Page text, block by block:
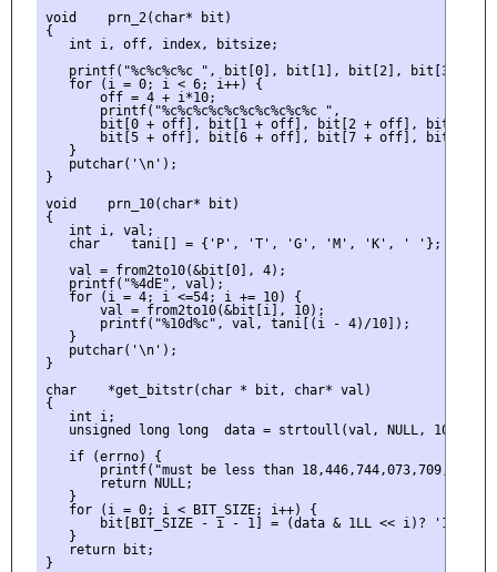
void    prn_2(char* bit)
{
   int i, off, index, bitsize;
   printf("%c%c%c%c ", bit[0], bit[1], bit[2], bit[3]);
   for (i = 0; i < 6; i++) {
       off = 4 + i*10;
       printf("%c%c%c%c%c%c%c%c%c%c ",
bit[0 + off], bit[1 + off], bit[2 + off], bit[3 +
bit[5 + off], bit[6 + off], bit[7 + off], bit[8 +
   }
   putchar('\n');
}
void    prn_10(char* bit)
{
   int i, val;
   char    tani[] = {'P', 'T', 'G', 'M', 'K', ' '};
   val = from2to10(&bit[0], 4);
   printf("%4dE", val);
   for (i = 4; i <=54; i += 10) {
       val = from2to10(&bit[i], 10);
       printf("%10d%c", val, tani[(i - 4)/10]);
   }
   putchar('\n');
}
char    *get_bitstr(char * bit, char* val)
{
   int i;
   unsigned long long  data = strtoull(val, NULL, 10);
   if (errno) {
printf("must be less than
       return NULL;
   }
   for (i = 0; i < BIT_SIZE; i++) {
bit[BIT_SIZE - i - 1] = (data & 1LL << i)? '1':
   }
   return bit;
}